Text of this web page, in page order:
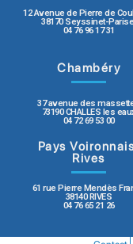
12 Avenue de Pierre de
38170 Seyssinet-
04 76 96 17 31
Chambéry
37 avenue des
73190 CHALLES les
04 72 69 53 00
Pays
Rives
61 rue Pierre Mendès
38140 RIVES
04 76 65 21 26